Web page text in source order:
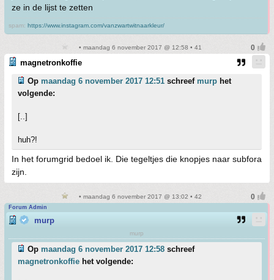
ze in de lijst te zetten
spam: https://www.instagram.com/vanzwartwitnaarkleur/
• maandag 6 november 2017 @ 12:58 • 41
magnetronkoffie
Op maandag 6 november 2017 12:51 schreef murp het
volgende:
[..]
huh?!
In het forumgrid bedoel ik. Die tegeltjes die knopjes naar subfora
zijn.
• maandag 6 november 2017 @ 13:02 • 42
Forum Admin
murp
murp
Op maandag 6 november 2017 12:58 schreef
magnetronkoffie het volgende: